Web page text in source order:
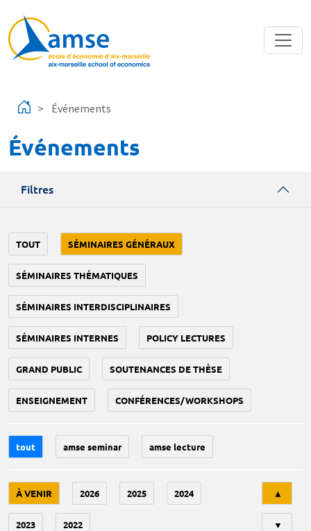
Événements
Événements
Filtres
TOUT SÉMINAIRES GÉNÉRAUX
SÉMINAIRES THÉMATIQUES
SÉMINAIRES INTERDISCIPLINAIRES
SÉMINAIRES INTERNES POLICY LECTURES
GRAND PUBLIC SOUTENANCES DE THÈSE
ENSEIGNEMENT CONFÉRENCES/WORKSHOPS
tout amse seminar amse lecture
À VENIR 2026 2025 2024
2023 2022
▲
▼